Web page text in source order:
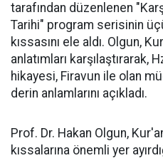
tarafından düzenlenen
Tarihi" program serisinin
kıssasını ele aldı. Olgun,
anlatımları karşılaştırarak,
hikayesi, Firavun ile olan
derin anlamlarını açıkladı.
Prof. Dr. Hakan Olgun,
kıssalarına önemli yer